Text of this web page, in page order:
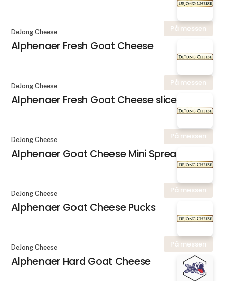
På messen
DeJong Cheese
Alphenaer Fresh Goat Cheese
På messen
DeJong Cheese
Alphenaer Fresh Goat Cheese slice
På messen
DeJong Cheese
Alphenaer Goat Cheese Mini Spread
På messen
DeJong Cheese
Alphenaer Goat Cheese Pucks
På messen
DeJong Cheese
Alphenaer Hard Goat Cheese